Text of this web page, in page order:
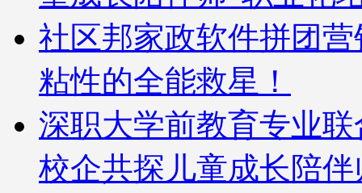
社区邦家政软件拼团
粘性的全能救星！
深职大学前教育专业
校企共探儿童成长陪